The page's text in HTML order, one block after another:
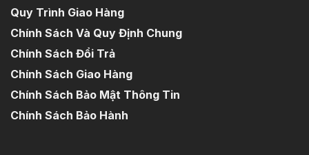
Quy Trình Giao Hàng
Chính Sách Và Quy Định Chung
Chính Sách Đổi Trả
Chính Sách Giao Hàng
Chính Sách Bảo Mật Thông Tin
Chính Sách Bảo Hành